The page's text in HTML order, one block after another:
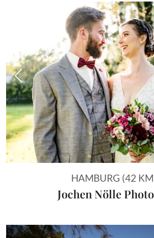
Vorheriges Bild
HAMBURG (42
Jochen Nölle